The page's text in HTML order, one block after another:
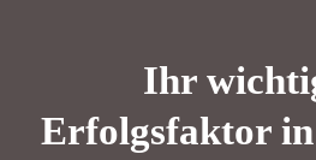
Ihr
Erfolgsfaktor in